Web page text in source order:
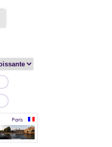
Paris